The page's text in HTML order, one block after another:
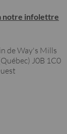
notre infolettre
de Way's Mills
J0B 1C0